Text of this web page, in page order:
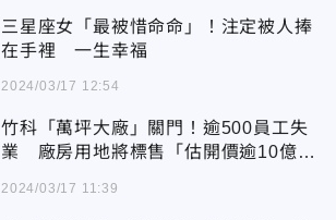
三星座女「最被惜命命」！注定被人捧
在手裡 一生幸福
2024/03/17 12:54
竹科「萬坪大廠」關門！逾500員工失
業 廠房用地將標售「估開價逾10億
2024/03/17 11:39